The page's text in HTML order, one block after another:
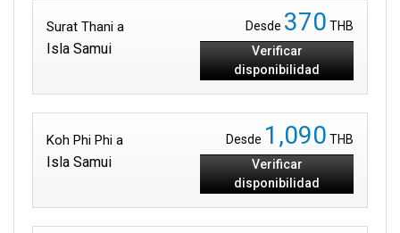
Surat Thani a
Isla Samui
Desde 370 THB
Verificar
disponibilidad
Koh Phi Phi a
Isla Samui
Desde 1,090 THB
Verificar
disponibilidad